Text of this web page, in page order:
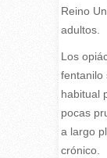
Reino
adultos.
Los
fentanilo
habitual
pocas
a largo
crónico.